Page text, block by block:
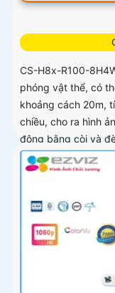
CS-H8x-R100-
phóng vật thể, có
khoảng cách 20m,
chiều, cho ra hình
động bằng còi và